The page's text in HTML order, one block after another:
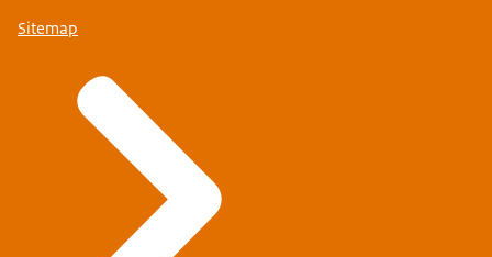
Sitemap